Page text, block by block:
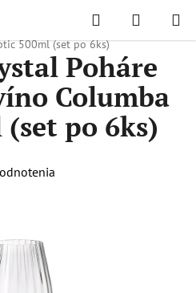
Hľadať
KOŠÍK
Optic
Bohemia Crystal Poháre
500ml (set po 6ks)
Poháre
Columba
po 6ks)